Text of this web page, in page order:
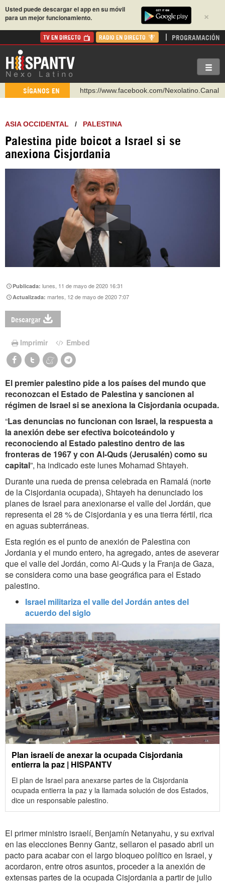
×
Usted puede descargar el app en su móvil
para un mejor funcionamiento.
TV EN DIRECTO RADIO EN DIRECTO PROGRAMACIÓN
SÍGANOS EN
https://www.facebook.com/Nexolatino.Canal
http://twitter.com/nexo_latino
https://t.me/hispantvcanal
https://urmedium.com/c/hispantv
Instagram como: hispan_tv
ASIA OCCIDENTAL / PALESTINA
Palestina pide boicot a Israel si se
anexiona Cisjordania
Publicada:lunes, 11 de mayo de 2020 16:31
Actualizada:martes, 12 de mayo de 2020 7:07
Descargar
Imprimir Embed
El premier palestino pide a los países del mundo que
reconozcan el Estado de Palestina y sancionen al
régimen de Israel si se anexiona la Cisjordania ocupada.
“Las denuncias no funcionan con Israel, la respuesta a
la anexión debe ser efectiva boicoteándolo y
reconociendo al Estado palestino dentro de las
fronteras de 1967 y con Al-Quds (Jerusalén) como su
capital”, ha indicado este lunes Mohamad Shtayeh.
Durante una rueda de prensa celebrada en Ramalá (norte
de la Cisjordania ocupada), Shtayeh ha denunciado los
planes de Israel para anexionarse el valle del Jordán, que
representa el 28 % de Cisjordania y es una tierra fértil, rica
en aguas subterráneas.
Esta región es el punto de anexión de Palestina con
Jordania y el mundo entero, ha agregado, antes de aseverar
que el valle del Jordán, como Al-Quds y la Franja de Gaza,
se considera como una base geográfica para el Estado
palestino.
Israel militariza el valle del Jordán antes del
acuerdo del siglo
Plan israelí de anexar la ocupada Cisjordania
entierra la paz | HISPANTV
El plan de Israel para anexarse partes de la Cisjordania
ocupada entierra la paz y la llamada solución de dos Estados,
dice un responsable palestino.
El primer ministro israelí, Benjamín Netanyahu, y su exrival
en las elecciones Benny Gantz, sellaron el pasado abril un
pacto para acabar con el largo bloqueo político en Israel, y
acordaron, entre otros asuntos, proceder a la anexión de
extensas partes de la ocupada Cisjordania a partir de julio